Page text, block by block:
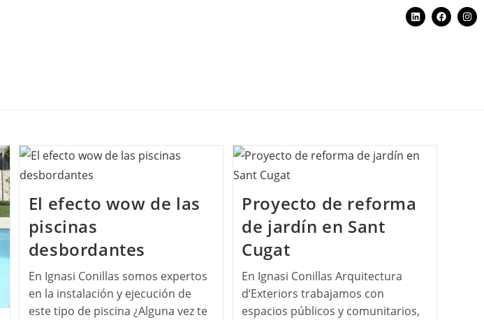
El efecto wow de las
piscinas
desbordantes
En Ignasi Conillas somos expertos
en la instalación y ejecución de
este tipo de piscina ¿Alguna vez te
Proyecto de reforma
de jardín en Sant
Cugat
En Ignasi Conillas Arquitectura
d’Exteriors trabajamos con
espacios públicos y comunitarios,